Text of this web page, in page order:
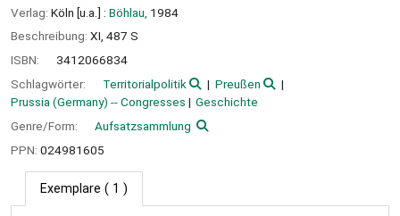
Verlag: Köln [u.a.] : Böhlau, 1984
Beschreibung: XI, 487 S
ISBN:
3412066834
Schlagwörter:
Territorialpolitik
Preußen
Prussia (Germany) -- Congresses
Geschichte
Genre/Form:
Aufsatzsammlung
PPN: 024981605
Exemplare ( 1 )